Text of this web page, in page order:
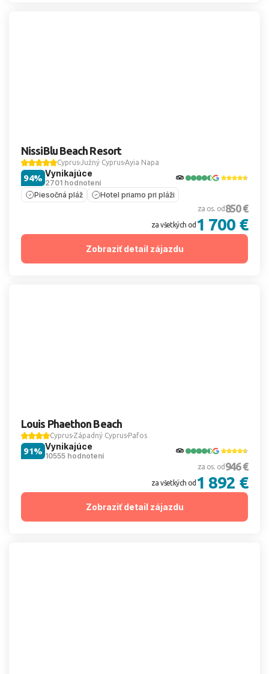
NissiBlu Beach Resort
CyprusJužný CyprusAyia Napa
Vynikajúce
2701 hodnotení
94%
Piesočná pláž Hotel priamo pri pláži
za os. od 850 €
za všetkých od 1 700 €
Zobraziť detail zájazdu
Louis Phaethon Beach
Cyprus Západný Cyprus Pafos
Vynikajúce
10555 hodnotení
91%
za os. od 946 €
za všetkých od 1 892 €
Zobraziť detail zájazdu